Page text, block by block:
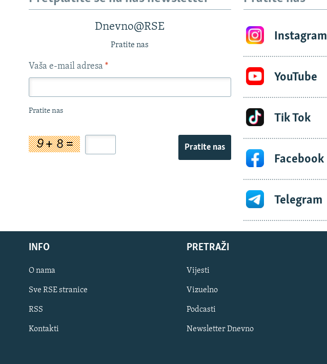
Dnevno@RSE
Pratite nas
Vaša e-mail adresa *
Pratite nas
Pratite nas
Instagram
YouTube
Tik Tok
Facebook
Telegram
INFO
O nama
Sve RSE stranice
RSS
Kontakti
PRETRAŽI
Vijesti
Vizuelno
Podcasti
Newsletter Dnevno